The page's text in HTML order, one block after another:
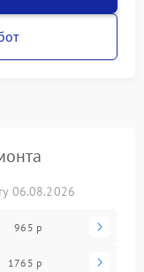
06.08.2026
965 р
1765 р